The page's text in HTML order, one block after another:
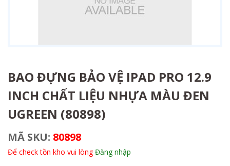
BAO ĐỰNG BẢO VỆ IPAD PRO 12.9
INCH CHẤT LIỆU NHỰA MÀU ĐEN
UGREEN (80898)
MÃ SKU: 80898
Để check tồn kho vui lòngĐăng nhập